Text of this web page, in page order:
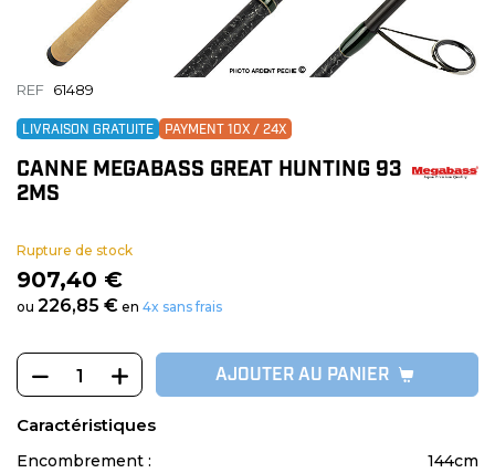
REF 61489
LIVRAISON GRATUITE PAYMENT 10X / 24X
CANNE MEGABASS GREAT HUNTING 93
2MS
Rupture de stock
907,40 €
ou 226,85 € en 4x sans frais
AJOUTER AU PANIER
Caractéristiques
Encombrement :
144cm